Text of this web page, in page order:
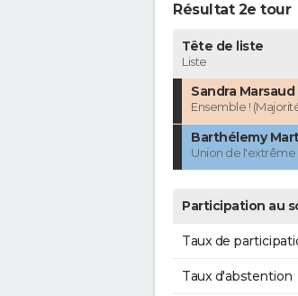
Résultat 2e tour
Tête de liste
Liste
Sandra Marsaud
Ensemble !
Barthélemy
Union de
Participation au
Taux de
Taux d'abstention